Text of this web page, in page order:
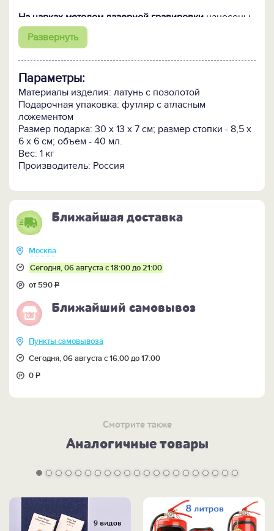
На чарках методом лазерной гравировки нанесены
тосты-афоризмы на застольные темы.
нанесение индивидуального текста на каждую
Развернуть
Параметры:
Материалы изделия: латунь с позолотой
Подарочная упаковка: футляр с атласным
ложементом
Размер подарка: 30 х 13 х 7 см; размер стопки - 8,5 х
6 х 6 см; объем - 40 мл.
Вес: 1 кг
Производитель: Россия
Ближайшая доставка
Москва
Сегодня, 06 августа с 18:00 до 21:00
от 590Р
Ближайший самовывоз
Пункты самовывоза
Сегодня, 06 августа с 16:00 до 17:00
0Р
Смотрите также
Аналогичные товары